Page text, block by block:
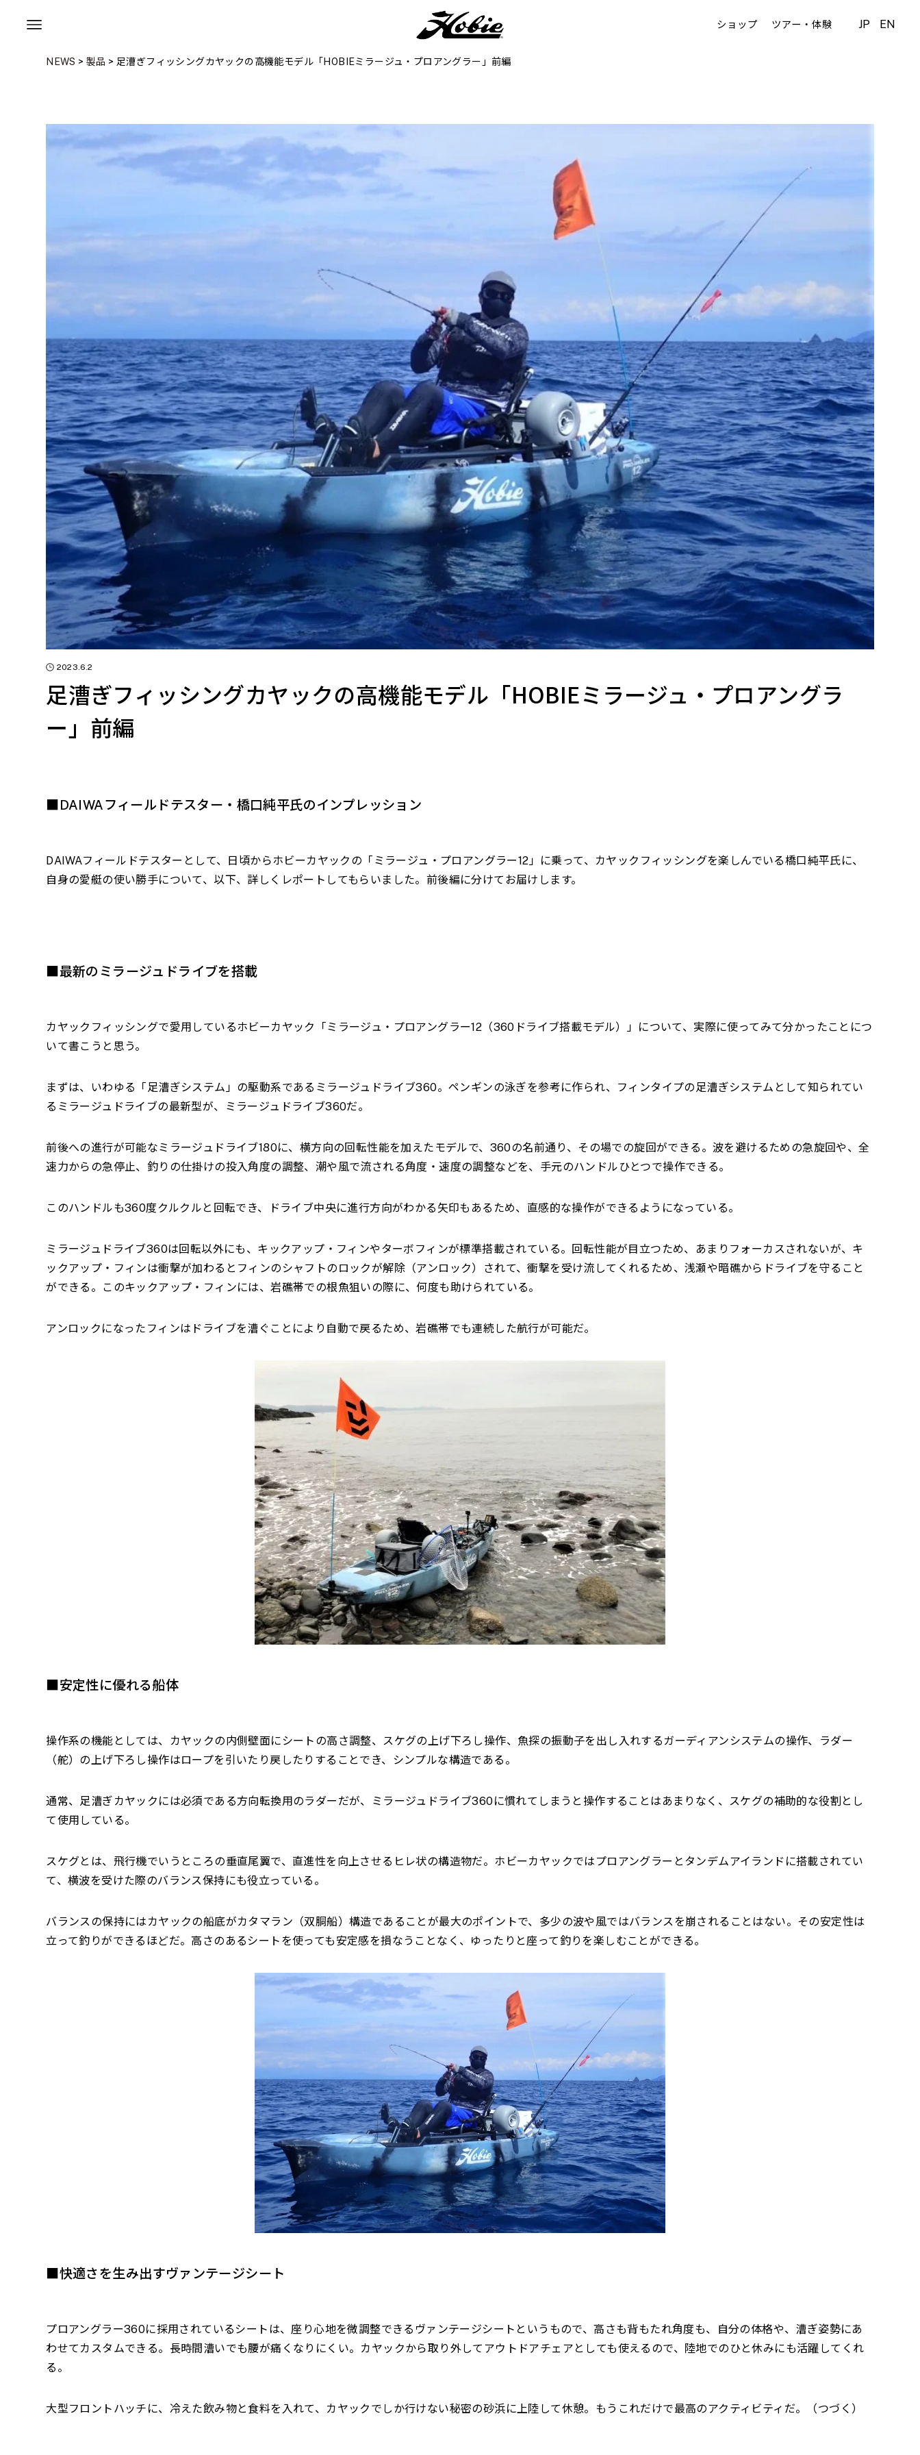
ショップ ツアー・体験 JP EN
NEWS >製品 > 足漕ぎフィッシングカヤックの高機能モデル「HOBIEミラージュ・プロアングラー」前編
2023.6.2
足漕ぎフィッシングカヤックの高機能モデル「HOBIEミラージュ・プロアングラ
ー」前編
■DAIWAフィールドテスター・ 橋口純平氏のインプレッション
DAIWAフィールドテスターとして、日頃からホビーカヤックの「ミラージュ・プロアングラー12」に乗って、カヤックフィッシングを楽しんでいる橋口純平氏に、
自身の愛艇の使い勝手について、以下、詳しくレポートしてもらいました。前後編に分けてお届けします。
■最新のミラージュドライブを搭載
カヤックフィッシングで愛用しているホビーカヤック「ミラージュ・プロアングラー12 （360 ドライブ搭載モデル）」について、実際に使ってみて分かったことにつ
いて書こうと思う。
まずは、いわゆる「足漕ぎシステム」の駆動系であるミラージュドライブ360。ペンギンの泳ぎを参考に作られ、フィンタイプの足漕ぎシステムとして知られてい
るミラージュドライブの最新型が、ミラージュドライブ360だ。
前後への進行が可能なミラージュドライブ180に、横方向の回転性能を加えたモデルで、 360の名前通り、その場での旋回ができる。波を避けるための急旋回や、全
速力からの急停止、釣りの仕掛けの投入角度の調整、潮や風で流される角度・速度の調整などを、手元のハンドルひとつで操作できる。
このハンドルも360度クルクルと回転でき、ドライブ中央に進行方向がわかる矢印もあるため、直感的な操作ができるようになっている。
ミラージュドライブ360は回転以外にも、キックアップ・フィンやターボフィンが標準搭載されている。回転性能が目立つため、あまりフォーカスされないが、キ
ックアップ・フィンは衝撃が加わるとフィンのシャフトのロックが解除（アンロック）されて、衝撃を受け流してくれるため、浅瀬や暗礁からドライブを守ること
ができる。このキックアップ・フィンには、岩礁帯での根魚狙いの際に、何度も助けられている。
アンロックになったフィンはドライブを漕ぐことにより自動で戻るため、岩礁帯でも連続した航行が可能だ。
■安定性に優れる船体
操作系の機能としては、カヤックの内側壁面にシートの高さ調整、スケグの上げ下ろし操作、魚探の振動子を出し入れするガーディアンシステムの操作、ラダー
（舵）の上げ下ろし操作はロープを引いたり戻したりすることでき、シンプルな構造である。
通常、足漕ぎカヤックには必須である方向転換用のラダーだが、ミラージュドライブ360に慣れてしまうと操作することはあまりなく、スケグの補助的な役割とし
て使用している。
スケグとは、飛行機でいうところの垂直尾翼で、直進性を向上させるヒレ状の構造物だ。ホビーカヤックではプロアングラーとタンデムアイランドに搭載されてい
て、横波を受けた際のバランス保持にも役立っている。
バランスの保持にはカヤックの船底がカタマラン（双胴船）構造であることが最大のポイントで、多少の波や風ではバランスを崩されることはない。その安定性は
立って釣りができるほどだ。高さのあるシートを使っても安定感を損なうことなく、ゆったりと座って釣りを楽しむことができる。
■快適さを生み出すヴァンテージシート
プロアングラー360に採用されているシートは、座り心地を微調整できるヴァンテージシートというもので、高さも背もたれ角度も、自分の体格や、漕ぎ姿勢にあ
わせてカスタムできる。長時間漕いでも腰が痛くなりにくい。カヤックから取り外してアウトドアチェアとしても使えるので、陸地でのひと休みにも活躍してくれ
る。
大型フロントハッチに、冷えた飲み物と食料を入れて、カヤックでしか行けない秘密の砂浜に上陸して休憩。もうこれだけで最高のアクティビティだ。（つづく）